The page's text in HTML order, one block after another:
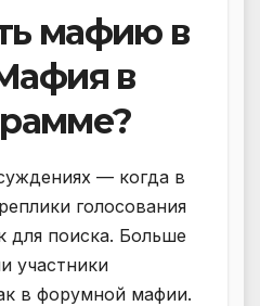
мафию в
в
— когда в
голосования
для поиска. Больше
участники
в форумной мафии.